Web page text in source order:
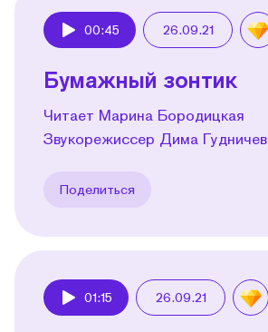
00:45 26.09.21
Бумажный зонтик
Читает Марина Бородицкая
Звукорежиссер Дима Гудничев
Поделиться
01:15 26.09.21